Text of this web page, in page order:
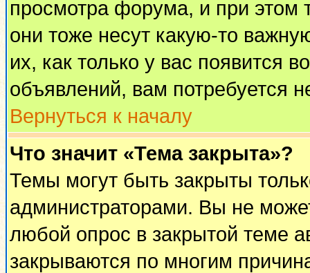
просмотра форума, и при этом
они тоже несут какую-то
их, как только у вас появится
объявлений, вам потребуется
Вернуться к началу
Что значит «Тема закрыта»?
Темы могут быть закрыты
администраторами. Вы не
любой опрос в закрытой теме
закрываются по многим